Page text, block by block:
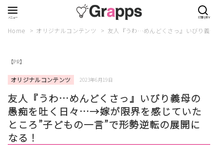
Home オリジナルコンテンツ 友人『うわ…めんどくさっ』いびり義
【PR】
オリジナルコンテンツ 2023年6月19日
友人『うわ…めんどくさっ』いびり義母の
愚痴を吐く日々…→嫁が限界を感じていた
ところ”子どもの一言”で形勢逆転の展開に
なる！